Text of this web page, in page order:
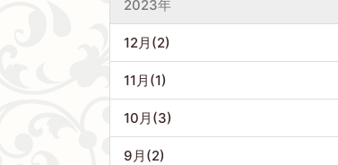
2023年
12月(2)
11月(1)
10月(3)
9月(2)